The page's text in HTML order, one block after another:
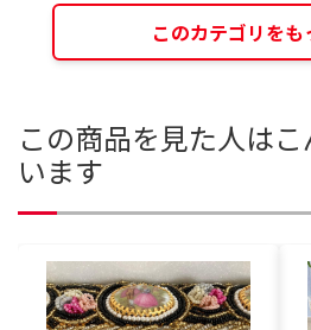
このカテゴリをも
この商品を見た人は
います